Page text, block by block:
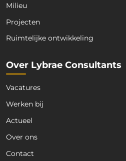
Milieu
Projecten
Ruimtelijke ontwikkeling
Over Lybrae Consultants
Vacatures
Werken bij
Actueel
Over ons
Contact